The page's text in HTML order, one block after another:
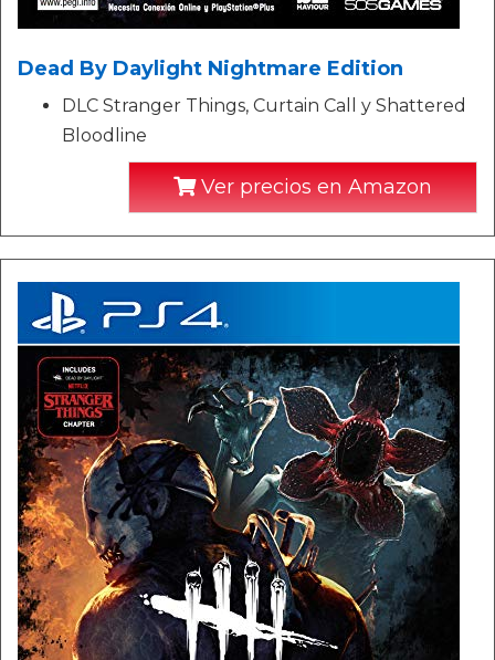
Dead By Daylight Nightmare Edition
DLC Stranger Things, Curtain Call y Shattered
Bloodline
Ver precios en Amazon